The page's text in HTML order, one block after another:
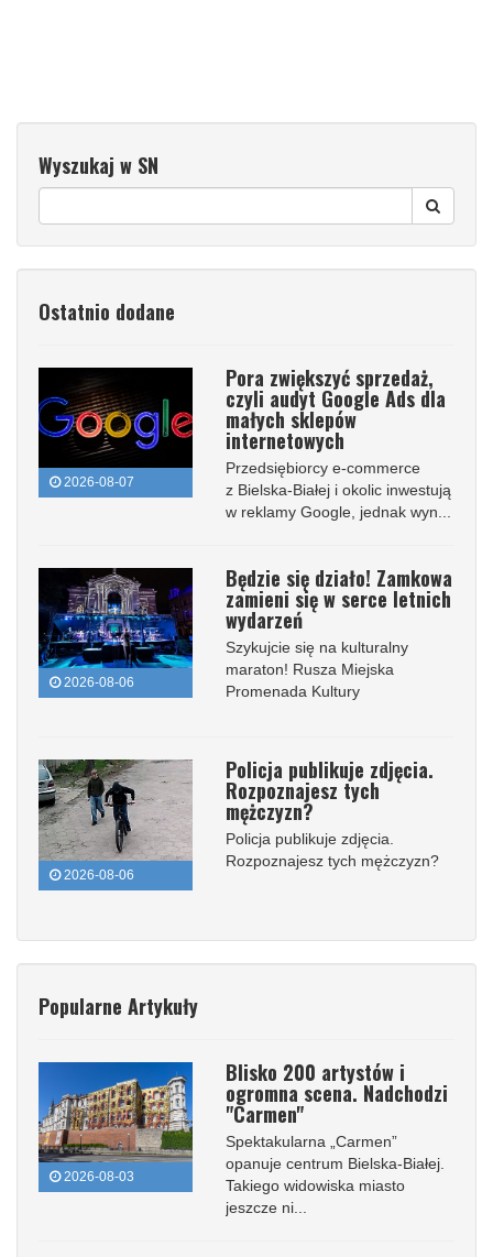
Wyszukaj w SN
Ostatnio dodane
2026-08-07
Pora zwiększyć sprzedaż,
czyli audyt Google Ads dla
małych sklepów
internetowych
Przedsiębiorcy e-commerce
z Bielska-Białej i okolic inwestują
w reklamy Google, jednak wyn...
2026-08-06
Będzie się działo! Zamkowa
zamieni się w serce letnich
wydarzeń
Szykujcie się na kulturalny
maraton! Rusza Miejska
Promenada Kultury
2026-08-06
Policja publikuje zdjęcia.
Rozpoznajesz tych
mężczyzn?
Policja publikuje zdjęcia.
Rozpoznajesz tych mężczyzn?
Popularne Artykuły
2026-08-03
Blisko 200 artystów i
ogromna scena. Nadchodzi
"Carmen"
Spektakularna „Carmen”
opanuje centrum Bielska-Białej.
Takiego widowiska miasto
jeszcze ni...